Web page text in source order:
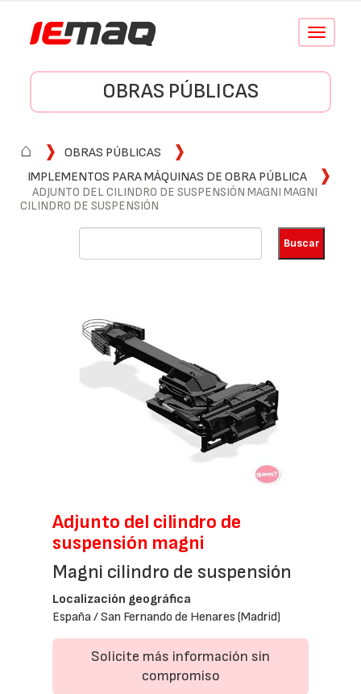
Conmutar
OBRAS PÚBLICAS
⌂
OBRAS PÚBLICAS
IMPLEMENTOS PARA MÁQUINAS DE OBRA PÚBLICA
ADJUNTO DEL CILINDRO DE SUSPENSIÓN MAGNI MAGNI
CILINDRO DE SUSPENSIÓN
Adjunto del cilindro de
suspensión magni
Magni cilindro de suspensión
Localización geográfica
España / San Fernando de Henares (Madrid)
Solicite más información sin
compromiso